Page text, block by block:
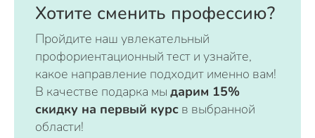
Хотите сменить профессию?
Пройдите наш увлекательный
профориентационный тест и узнайте,
какое направление подходит именно вам!
В качестве подарка мы дарим 15%
скидку на первый курс в выбранной
области!